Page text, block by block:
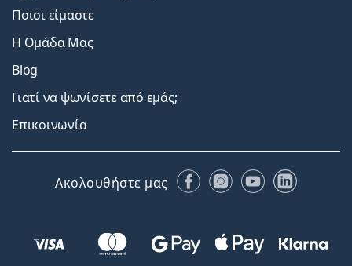
Ποιοι είμαστε
Η Ομάδα Μας
Blog
Γιατί να ψωνίσετε από εμάς;
Επικοινωνία
Ακολουθήστε μας FacebookInstagram
YouTubeLinkedIn